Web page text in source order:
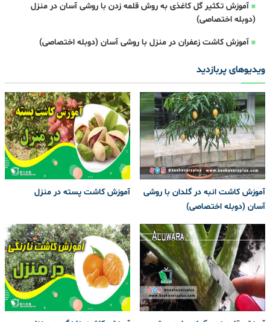
آموزش تکثیر گل کاغذی به روش قلمه زدن با روشی آسان در منزل
(دوبله اختصاصی)
آموزش کاشت زعفران در منزل با روشی آسان (دوبله اختصاصی)
ویدیوهای پربازدید
آموزش کاشت انبه در گلدان با روشی
آسان (دوبله اختصاصی)
آموزش کاشت پسته در منزل